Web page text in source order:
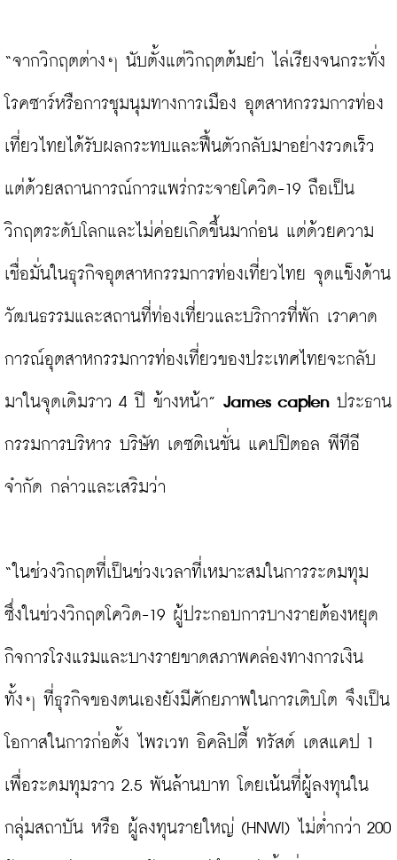
“จากวิกฤตต่างๆ นับตั้งแต่วิกฤตต้มยำ ไล่เรียงจนกระทั่ง
โรคซาร์หรือการชุมนุมทางการเมือง อุตสาหกรรมการท่อง
เที่ยวไทยได้รับผลกระทบและฟื้นตัวกลับมาอย่างรวดเร็ว
แต่ด้วยสถานการณ์การแพร่กระจายโควิด-19 ถือเป็น
วิกฤตระดับโลกและไม่ค่อยเกิดขึ้นมาก่อน แต่ด้วยความ
เชื่อมั่นในธุรกิจอุตสาหกรรมการท่องเที่ยวไทย จุดแข็งด้าน
วัฒนธรรมและสถานที่ท่องเที่ยวและบริการที่พัก เราคาด
การณ์อุตสาหกรรมการท่องเที่ยวของประเทศไทยจะกลับ
มาในจุดเดิมราว 4 ปี ข้างหน้า” James caplen ประธาน
กรรมการบริหาร บริษัท เดซติเนชั่น แคปปิตอล พีทีอี
จำกัด กล่าวและเสริมว่า
“ในช่วงวิกฤตที่เป็นช่วงเวลาที่เหมาะสมในการระดมทุม
ซึ่งในช่วงวิกฤตโควิด-19 ผู้ประกอบการบางรายต้องหยุด
กิจการโรงแรมและบางรายขาดสภาพคล่องทางการเงิน
ทั้งๆ ที่ธุรกิจของตนเองยังมีศักยภาพในการเติบโต จึงเป็น
โอกาสในการก่อตั้ง ไพรเวท อิคลิปตี้ ทรัสต์ เดสแคป 1
เพื่อระดมทุมราว 2.5 พันล้านบาท โดยเน้นที่ผู้ลงทุนใน
กลุ่มสถาบัน หรือ ผู้ลงทุนรายใหญ่ (HNWI) ไม่ต่ำกว่า 200